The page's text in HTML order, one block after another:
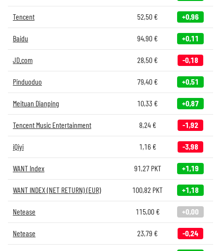
Tencent 52,50 € +0,96
Baidu 94,90 € +0,11
JD.com 28,50 € -0,18
Pinduoduo 79,40 € +0,51
Meituan Dianping 10,33 € +0,87
Tencent Music Entertainment 8,24€ -1,92
iQiyi 1,16€ -3,98
WANT Index 91,27PKT +1,19
WANT INDEX (NET RETURN) (EUR) 100,82 PKT +1,18
Netease 115,00€ +0,00
Netease 23,79 € -0,24